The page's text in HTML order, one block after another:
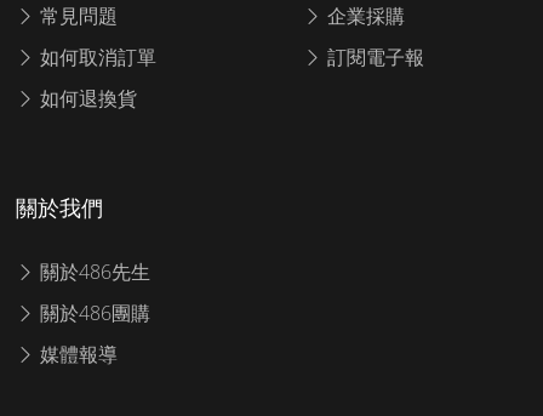
常見問題
如何取消訂單
如何退換貨
企業採購
訂閱電子報
關於我們
關於486先生
關於486團購
媒體報導